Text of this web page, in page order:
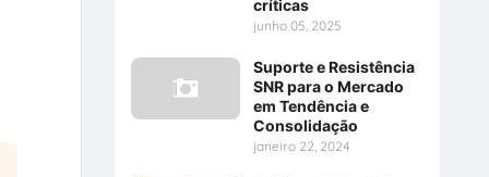
críticas
junho 05, 2025
Suporte e Resistência
SNR para o Mercado
em Tendência e
Consolidação
janeiro 22, 2024